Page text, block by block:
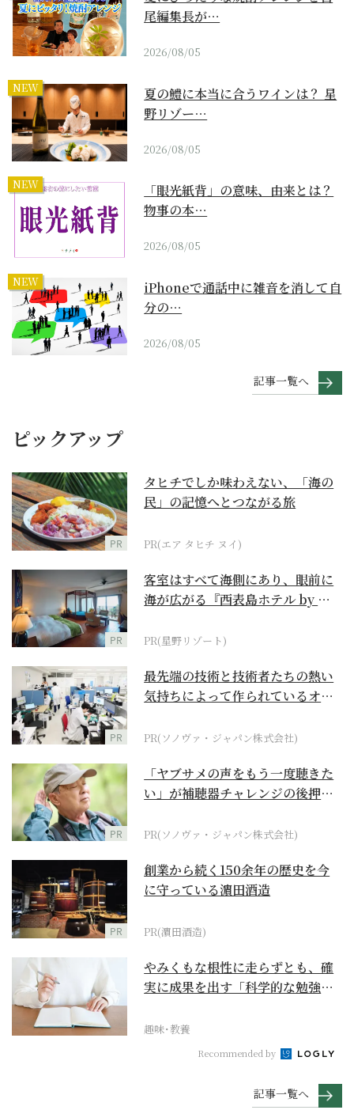
尾編集長が…
2026/08/05
NEW
夏の鱧に本当に合うワインは？ 星
野リゾー…
2026/08/05
NEW
「眼光紙背」の意味、由来とは？
物事の本…
2026/08/05
NEW
iPhoneで通話中に雑音を消して自
分の…
2026/08/05
記事一覧へ
ピックアップ
PR
タヒチでしか味わえない、「海の
民」の記憶へとつながる旅
PR(エア タヒチ ヌイ)
PR
客室はすべて海側にあり、眼前に
海が広がる『西表島ホテル by 星
PR(星野リゾート)
PR
最先端の技術と技術者たちの熱い
気持ちによって作られているオー
PR(ソノヴァ・ジャパン株式会社)
PR
「ヤブサメの声をもう一度聴きた
い」が補聴器チャレンジの後押し
PR(ソノヴァ・ジャパン株式会社)
PR
創業から続く150余年の歴史を今
に守っている濵田酒造
PR(濵田酒造)
やみくもな根性に走らずとも、確
実に成果を出す「科学的な勉強
趣味･教養
Recommended by
記事一覧へ